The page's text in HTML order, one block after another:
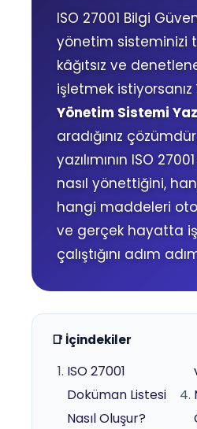
ISO 27001 Bilgi
yönetim sisteminizi
kâğıtsız ve
işletmek istiyorsanız
Yönetim Sistemi
aradığınız
yazılımının ISO
nasıl yönettiğini,
hangi maddeleri
ve gerçek hayatta iş
çalıştığını adım
📑 İçindekiler
ISO 27001
Doküman Listesi
Nasıl Oluşur?